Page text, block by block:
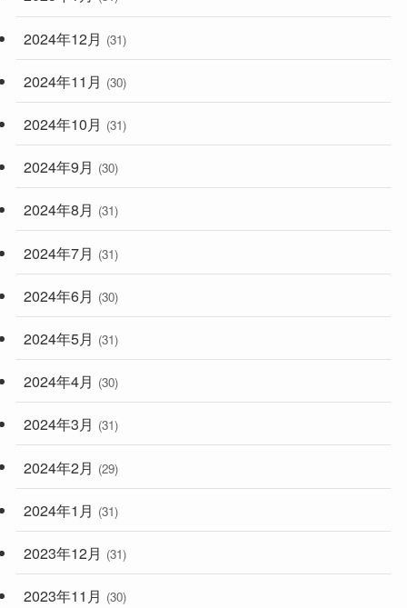
2024年12月 (31)
2024年11月 (30)
2024年10月 (31)
2024年9月 (30)
2024年8月 (31)
2024年7月 (31)
2024年6月 (30)
2024年5月 (31)
2024年4月 (30)
2024年3月 (31)
2024年2月 (29)
2024年1月 (31)
2023年12月 (31)
2023年11月 (30)